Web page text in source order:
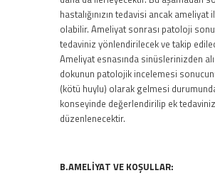
hastalığınızın tedavisi ancak ameliyat
olabilir. Ameliyat sonrası patoloji
tedaviniz yönlendirilecek ve takip
Ameliyat esnasında sinüslerinizden
dokunun patolojik incelemesi
(kötü huylu) olarak gelmesi
konseyinde değerlendirilip ek tedaviniz
düzenlenecektir.
B.AMELİYAT VE KOŞULLAR: